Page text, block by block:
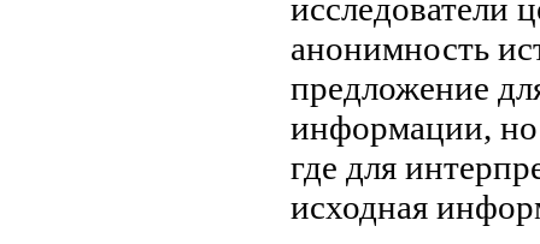
исследователи
анонимность
предложение
информации, но
где для
исходная